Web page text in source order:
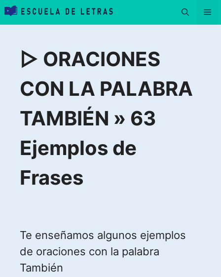
Saltar
contenido▷ ORACIONES
CON LA PALABRA
TAMBIÉN » 63
Ejemplos de
Frases
Te enseñamos algunos ejemplos
de oraciones con la palabra
También